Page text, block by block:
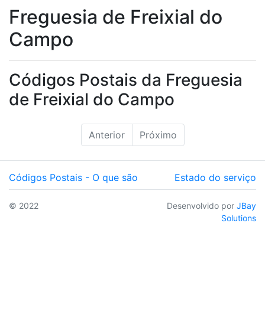
Freguesia de Freixial do
Campo
Códigos Postais da Freguesia
de Freixial do Campo
Anterior Próximo
Códigos Postais - O que são Estado do serviço
© 2022 Desenvolvido por JBay
Solutions